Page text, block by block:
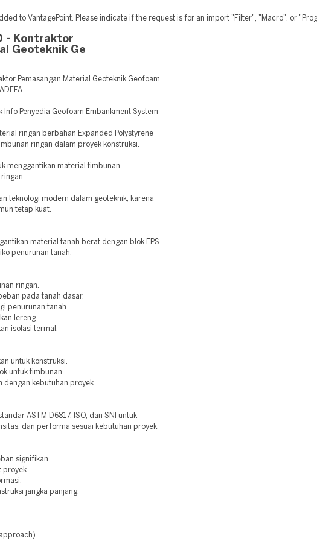
to VantagePoint. Please indicate if the request is for an import "Filter", "Macro", or
- Kontraktor
Geoteknik Ge
Pemasangan Material Geoteknik Geofoam
Info Penyedia Geofoam Embankment System
ringan berbahan Expanded Polystyrene
ringan dalam proyek konstruksi.
menggantikan material timbunan
teknologi modern dalam geoteknik, karena
tetap kuat.
material tanah berat dengan blok EPS
penurunan tanah.
ringan.
pada tanah dasar.
penurunan tanah.
lereng.
isolasi termal.
untuk konstruksi.
untuk timbunan.
dengan kebutuhan proyek.
ASTM D6817, ISO, dan SNI untuk
dan performa sesuai kebutuhan proyek.
signifikan.
proyek.
jangka panjang.